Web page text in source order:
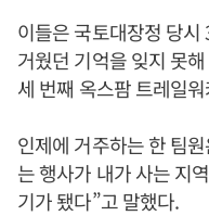
이들은 국토대장정 당
거웠던 기억을 잊지 못
세 번째 옥스팜 트레일
인제에 거주하는 한 팀
는 행사가 내가 사는 지
기가 됐다”고 말했다.